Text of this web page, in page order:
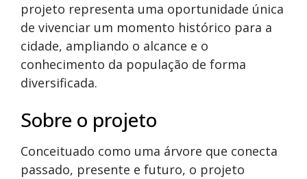
projeto representa uma oportunidade única
de vivenciar um momento histórico para a
cidade, ampliando o alcance e o
conhecimento da população de forma
diversificada.
Sobre o projeto
Conceituado como uma árvore que conecta
passado, presente e futuro, o projeto